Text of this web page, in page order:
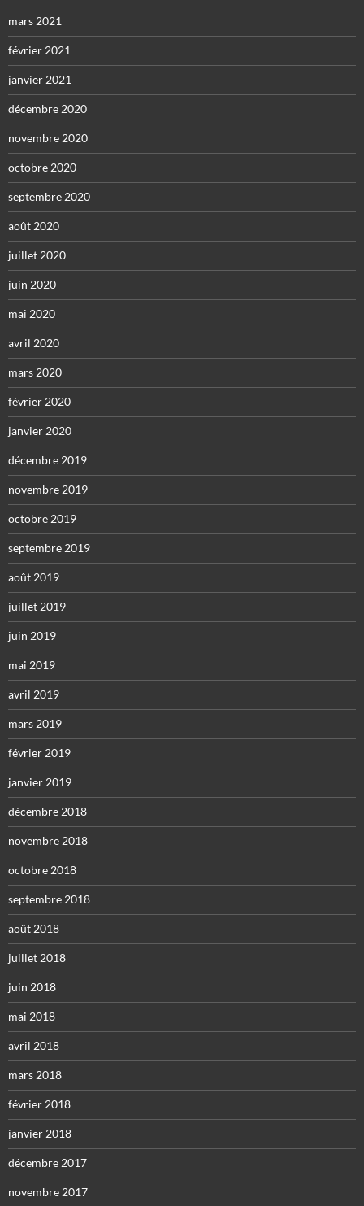
mars 2021
février 2021
janvier 2021
décembre 2020
novembre 2020
octobre 2020
septembre 2020
août 2020
juillet 2020
juin 2020
mai 2020
avril 2020
mars 2020
février 2020
janvier 2020
décembre 2019
novembre 2019
octobre 2019
septembre 2019
août 2019
juillet 2019
juin 2019
mai 2019
avril 2019
mars 2019
février 2019
janvier 2019
décembre 2018
novembre 2018
octobre 2018
septembre 2018
août 2018
juillet 2018
juin 2018
mai 2018
avril 2018
mars 2018
février 2018
janvier 2018
décembre 2017
novembre 2017